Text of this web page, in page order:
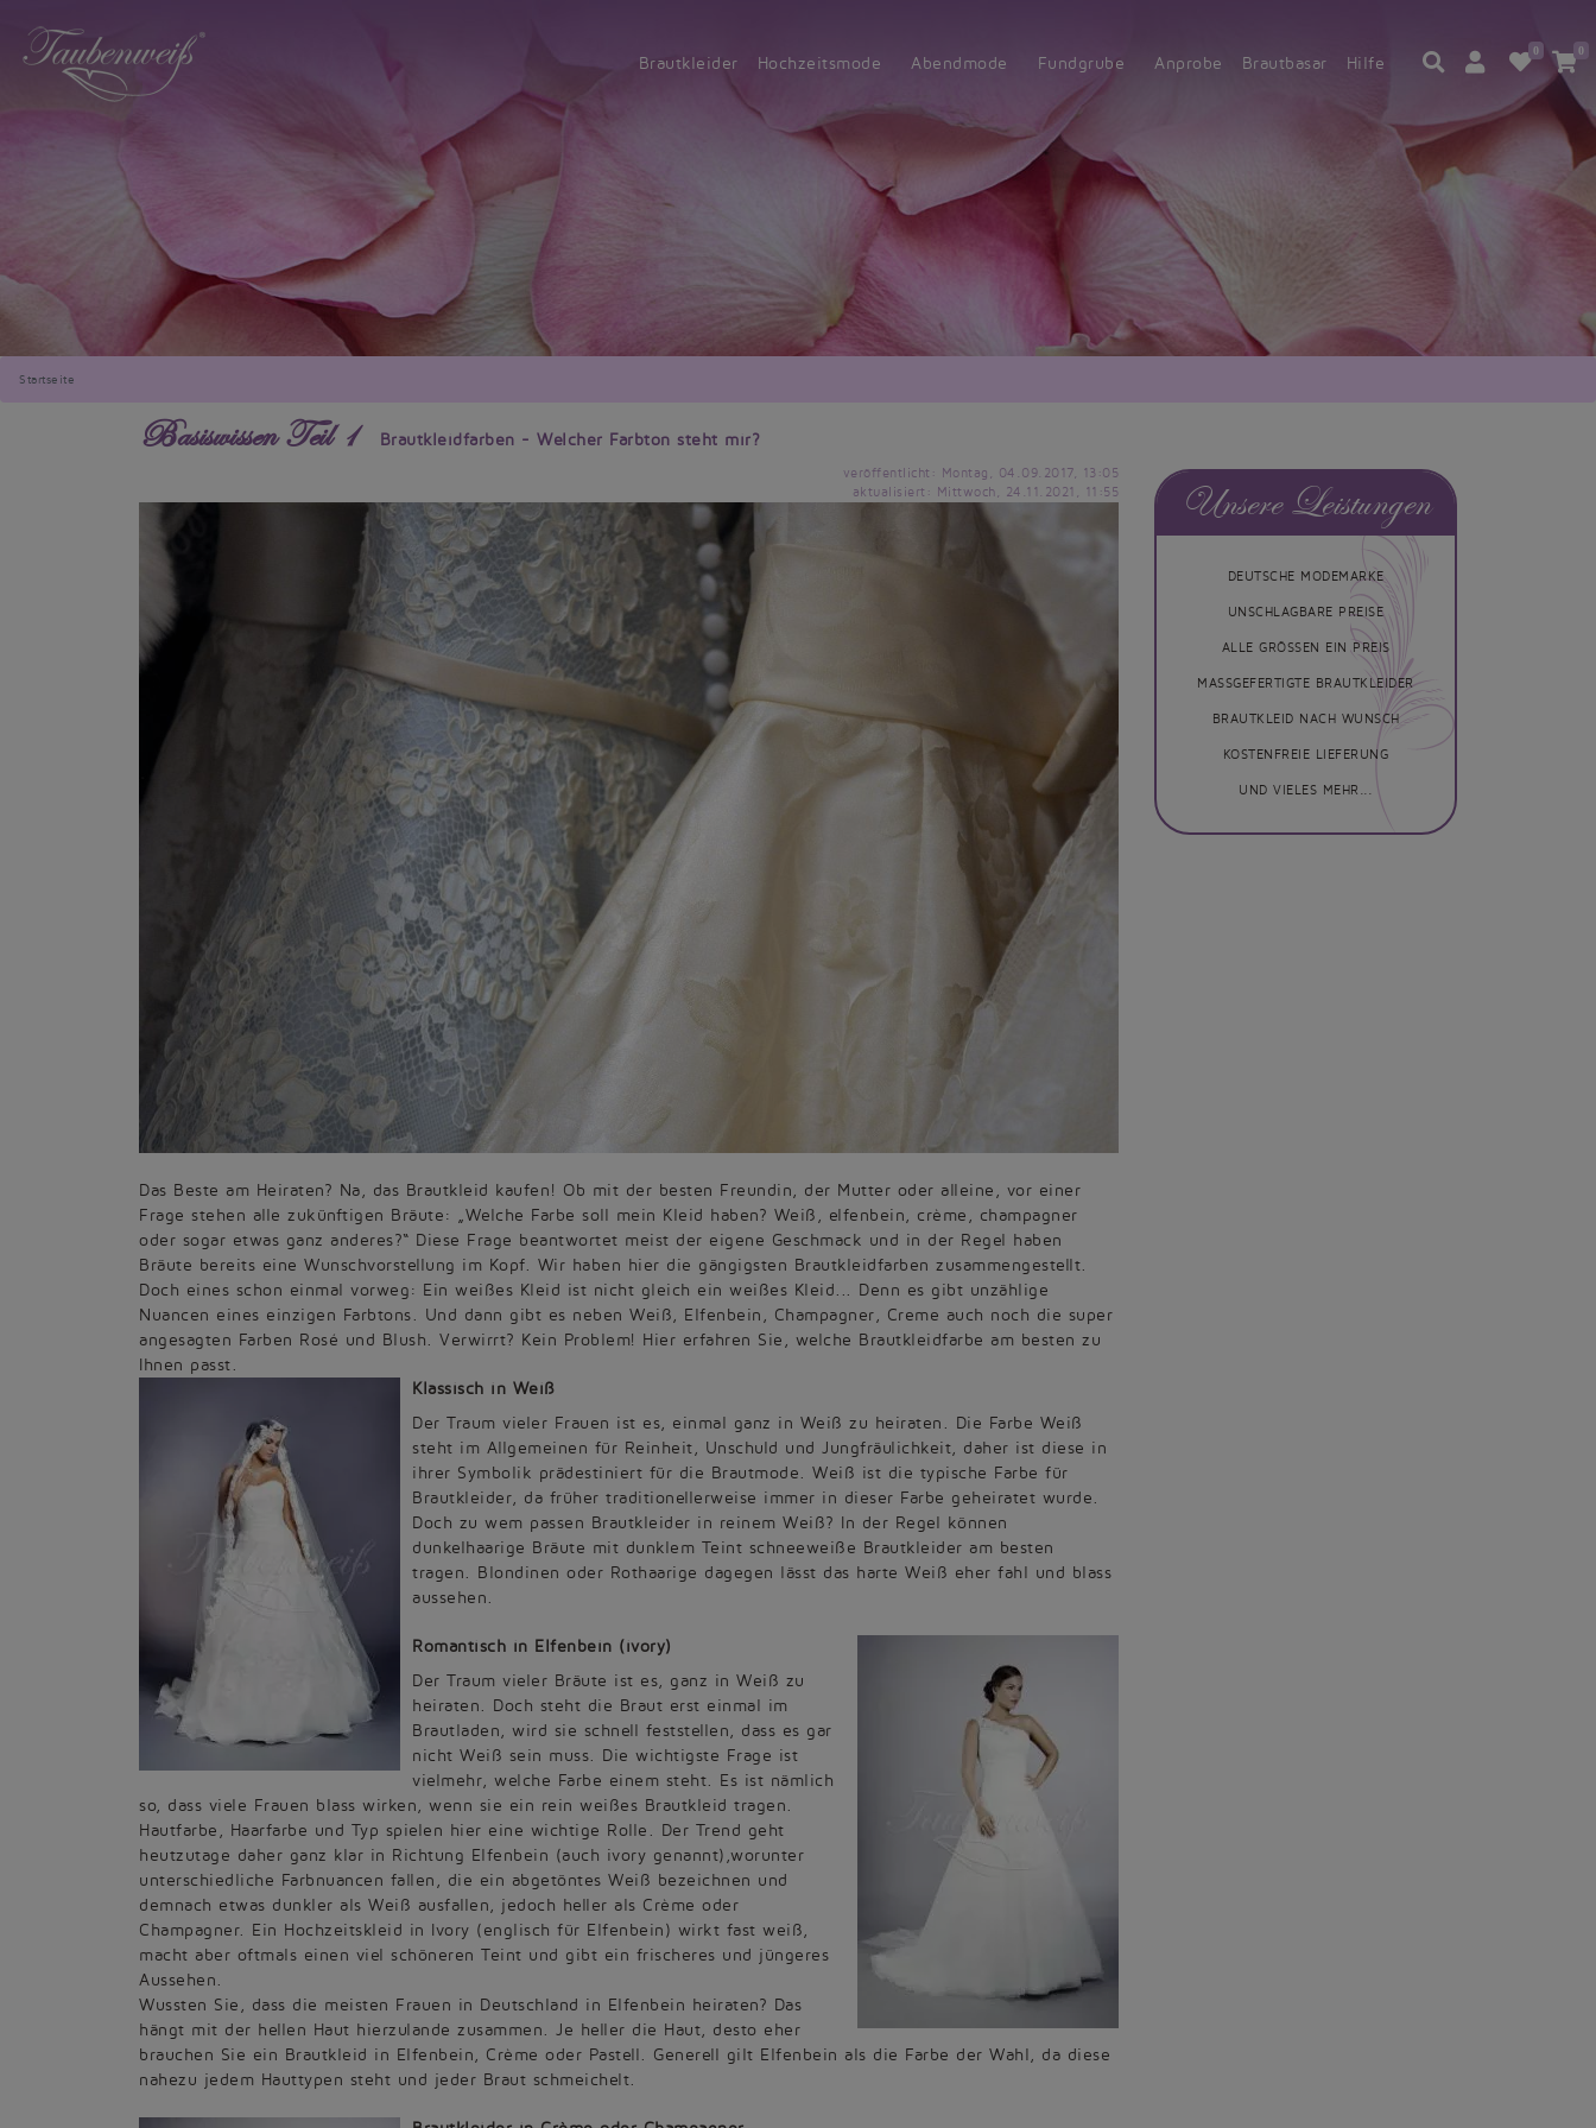
Brautkleider Hochzeitsmode Abendmode Fundgrube Anprobe Brautbasar Hilfe
0 0
Startseite
Basiswissen Teil 1 Brautkleidfarben - Welcher Farbton steht mir?
veröffentlicht: Montag, 04.09.2017, 13:05
aktualisiert: Mittwoch, 24.11.2021, 11:55
Das Beste am Heiraten? Na, das Brautkleid kaufen! Ob mit der besten Freundin, der Mutter oder alleine, vor einer
Frage stehen alle zukünftigen Bräute: „Welche Farbe soll mein Kleid haben? Weiß, elfenbein, crème, champagner
oder sogar etwas ganz anderes?“ Diese Frage beantwortet meist der eigene Geschmack und in der Regel haben
Bräute bereits eine Wunschvorstellung im Kopf. Wir haben hier die gängigsten Brautkleidfarben zusammengestellt.
Doch eines schon einmal vorweg: Ein weißes Kleid ist nicht gleich ein weißes Kleid... Denn es gibt unzählige
Nuancen eines einzigen Farbtons. Und dann gibt es neben Weiß, Elfenbein, Champagner, Creme auch noch die super
angesagten Farben Rosé und Blush. Verwirrt? Kein Problem! Hier erfahren Sie, welche Brautkleidfarbe am besten zu
Ihnen passt.
Klassisch in Weiß
Der Traum vieler Frauen ist es, einmal ganz in Weiß zu heiraten. Die Farbe Weiß
steht im Allgemeinen für Reinheit, Unschuld und Jungfräulichkeit, daher ist diese in
ihrer Symbolik prädestiniert für die Brautmode. Weiß ist die typische Farbe für
Brautkleider, da früher traditionellerweise immer in dieser Farbe geheiratet wurde.
Doch zu wem passen Brautkleider in reinem Weiß? In der Regel können
dunkelhaarige Bräute mit dunklem Teint schneeweiße Brautkleider am besten
tragen. Blondinen oder Rothaarige dagegen lässt das harte Weiß eher fahl und blass
aussehen.
Romantisch in Elfenbein (ivory)
Der Traum vieler Bräute ist es, ganz in Weiß zu
heiraten. Doch steht die Braut erst einmal im
Brautladen, wird sie schnell feststellen, dass es gar
nicht Weiß sein muss. Die wichtigste Frage ist
vielmehr, welche Farbe einem steht. Es ist nämlich
so, dass viele Frauen blass wirken, wenn sie ein rein weißes Brautkleid tragen.
Hautfarbe, Haarfarbe und Typ spielen hier eine wichtige Rolle. Der Trend geht
heutzutage daher ganz klar in Richtung Elfenbein (auch ivory genannt),worunter
unterschiedliche Farbnuancen fallen, die ein abgetöntes Weiß bezeichnen und
demnach etwas dunkler als Weiß ausfallen, jedoch heller als Crème oder
Champagner. Ein Hochzeitskleid in Ivory (englisch für Elfenbein) wirkt fast weiß,
macht aber oftmals einen viel schöneren Teint und gibt ein frischeres und jüngeres
Aussehen.
Wussten Sie, dass die meisten Frauen in Deutschland in Elfenbein heiraten? Das
hängt mit der hellen Haut hierzulande zusammen. Je heller die Haut, desto eher
brauchen Sie ein Brautkleid in Elfenbein, Crème oder Pastell. Generell gilt Elfenbein als die Farbe der Wahl, da diese
nahezu jedem Hauttypen steht und jeder Braut schmeichelt.
Unsere Leistungen
DEUTSCHE MODEMARKE
UNSCHLAGBARE PREISE
ALLE GRÖSSEN EIN PREIS
MASSGEFERTIGTE BRAUTKLEIDER
BRAUTKLEID NACH WUNSCH
KOSTENFREIE LIEFERUNG
UND VIELES MEHR...